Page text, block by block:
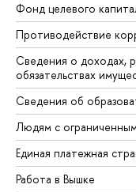
Фонд целевого
Противодействие
Сведения о доходах,
обязательствах
Сведения об
Людям с
Единая платежная
Работа в Вышке